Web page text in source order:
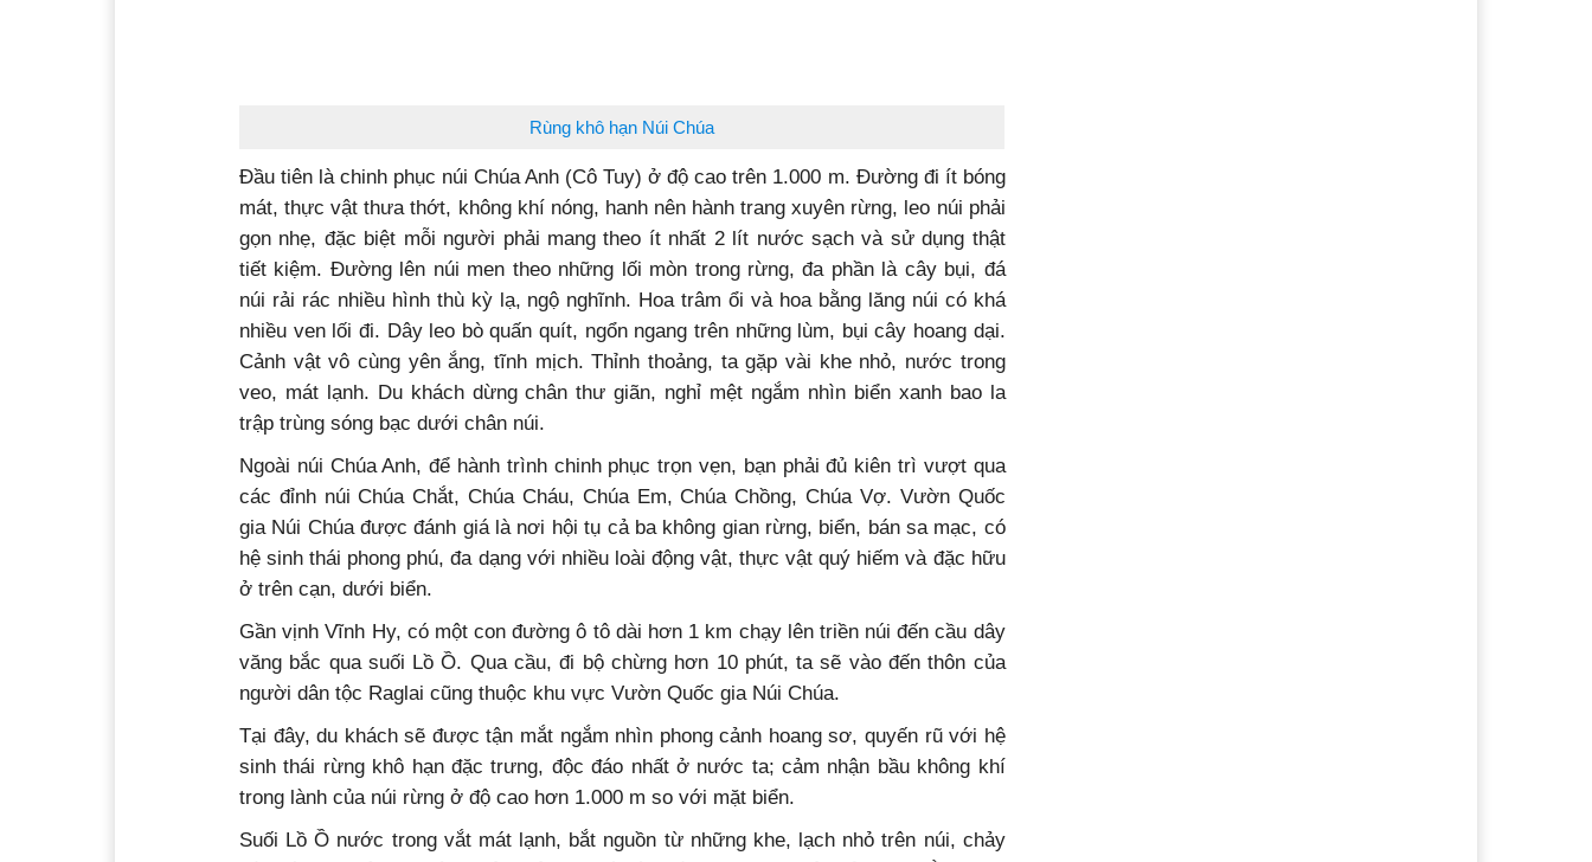
Rùng khô hạn Núi Chúa
Đầu tiên là chinh phục núi Chúa Anh (Cô Tuy) ở độ cao trên 1.000 m. Đường đi ít bóng
mát, thực vật thưa thớt, không khí nóng, hanh nên hành trang xuyên rừng, leo núi phải
gọn nhẹ, đặc biệt mỗi người phải mang theo ít nhất 2 lít nước sạch và sử dụng thật
tiết kiệm. Đường lên núi men theo những lối mòn trong rừng, đa phần là cây bụi, đá
núi rải rác nhiều hình thù kỳ lạ, ngộ nghĩnh. Hoa trâm ổi và hoa bằng lăng núi có khá
nhiều ven lối đi. Dây leo bò quấn quít, ngổn ngang trên những lùm, bụi cây hoang dại.
Cảnh vật vô cùng yên ắng, tĩnh mịch. Thỉnh thoảng, ta gặp vài khe nhỏ, nước trong
veo, mát lạnh. Du khách dừng chân thư giãn, nghỉ mệt ngắm nhìn biển xanh bao la
trập trùng sóng bạc dưới chân núi.
Ngoài núi Chúa Anh, để hành trình chinh phục trọn vẹn, bạn phải đủ kiên trì vượt qua
các đỉnh núi Chúa Chắt, Chúa Cháu, Chúa Em, Chúa Chồng, Chúa Vợ. Vườn Quốc
gia Núi Chúa được đánh giá là nơi hội tụ cả ba không gian rừng, biển, bán sa mạc, có
hệ sinh thái phong phú, đa dạng với nhiều loài động vật, thực vật quý hiếm và đặc hữu
ở trên cạn, dưới biển.
Gần vịnh Vĩnh Hy, có một con đường ô tô dài hơn 1 km chạy lên triền núi đến cầu dây
văng bắc qua suối Lồ Ồ. Qua cầu, đi bộ chừng hơn 10 phút, ta sẽ vào đến thôn của
người dân tộc Raglai cũng thuộc khu vực Vườn Quốc gia Núi Chúa.
Tại đây, du khách sẽ được tận mắt ngắm nhìn phong cảnh hoang sơ, quyến rũ với hệ
sinh thái rừng khô hạn đặc trưng, độc đáo nhất ở nước ta; cảm nhận bầu không khí
trong lành của núi rừng ở độ cao hơn 1.000 m so với mặt biển.
Suối Lồ Ồ nước trong vắt mát lạnh, bắt nguồn từ những khe, lạch nhỏ trên núi, chảy